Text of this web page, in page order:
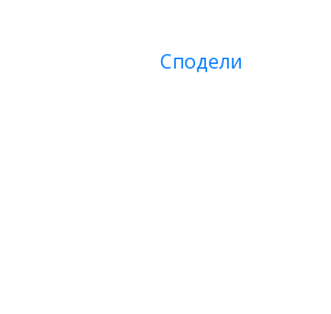
Сподели